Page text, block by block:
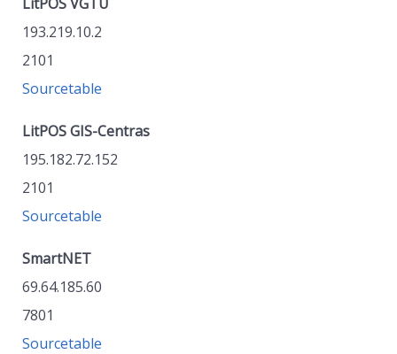
193.219.10.2
2101
Sourcetable
LitPOS GIS-Centras
195.182.72.152
2101
Sourcetable
SmartNET
69.64.185.60
7801
Sourcetable